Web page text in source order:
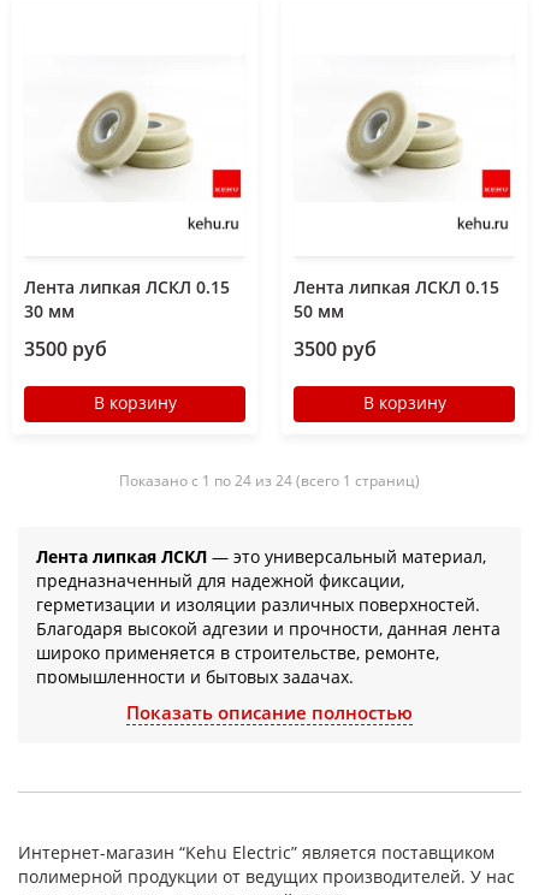
Лента липкая ЛСКЛ 0.15
30 мм
3500 руб
В корзину
Лента липкая ЛСКЛ 0.15
50 мм
3500 руб
В корзину
Показано с 1 по 24 из 24 (всего 1 страниц)
Лента липкая ЛСКЛ — это универсальный материал,
предназначенный для надежной фиксации,
герметизации и изоляции различных поверхностей.
Благодаря высокой адгезии и прочности, данная лента
широко применяется в строительстве, ремонте,
промышленности и бытовых задачах.
стойкость
Клеевой слой— высокоадгезионный состав,
Показать описание полностью
Интернет-магазин “Kehu Electric” является поставщиком
полимерной продукции от ведущих производителей. У нас